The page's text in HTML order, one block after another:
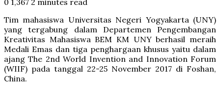
Tim mahasiswa Universitas Negeri Yogyakarta (UNY)
yang tergabung dalam Departemen Pengembangan
Kreativitas Mahasiswa BEM KM UNY berhasil meraih
Medali Emas dan tiga penghargaan khusus yaitu dalam
ajang The 2nd World Invention and Innovation Forum
(WIIF) pada tanggal 22-25 November 2017 di Foshan,
China.